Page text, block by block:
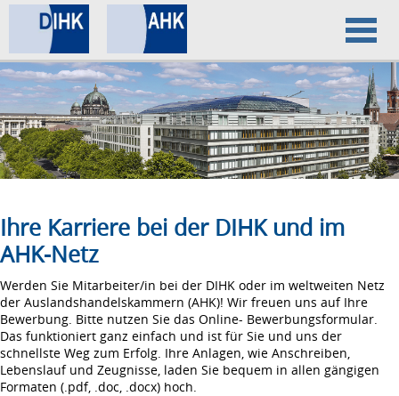
Home
Datenschutz
Impressum
Ihre Karriere bei der DIHK und im
AHK-Netz
Werden Sie Mitarbeiter/in bei der DIHK oder im weltweiten Netz
der Auslandshandelskammern (AHK)! Wir freuen uns auf Ihre
Bewerbung. Bitte nutzen Sie das Online- Bewerbungsformular.
Das funktioniert ganz einfach und ist für Sie und uns der
schnellste Weg zum Erfolg. Ihre Anlagen, wie Anschreiben,
Lebenslauf und Zeugnisse, laden Sie bequem in allen gängigen
Formaten (.pdf, .doc, .docx) hoch.